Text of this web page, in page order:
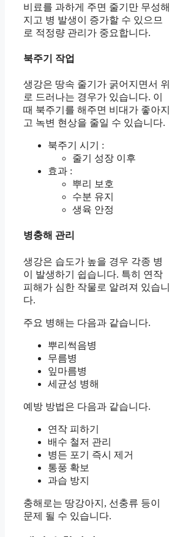
비료를 과하게 주면 줄기만 무성해
지고 병 발생이 증가할 수 있으므
로 적정량 관리가 중요합니다.
북주기 작업
생강은 땅속 줄기가 굵어지면서 위
로 드러나는 경우가 있습니다. 이
때 북주기를 해주면 비대가 좋아지
고 녹변 현상을 줄일 수 있습니다.
북주기 시기 :
줄기 성장 이후
효과 :
뿌리 보호
수분 유지
생육 안정
병충해 관리
생강은 습도가 높을 경우 각종 병
이 발생하기 쉽습니다. 특히 연작
피해가 심한 작물로 알려져 있습니
다.
주요 병해는 다음과 같습니다.
뿌리썩음병
무름병
잎마름병
세균성 병해
예방 방법은 다음과 같습니다.
연작 피하기
배수 철저 관리
병든 포기 즉시 제거
통풍 확보
과습 방지
충해로는 땅강아지, 선충류 등이
문제 될 수 있습니다.